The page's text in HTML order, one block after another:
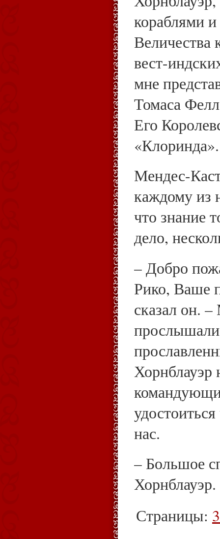
кораблями
Величества
вест-
мне
Томаса
Его
«Клоринда».
Мендес-
каждому из
что знание
дело,
– Добро
Рико, Ваше
сказал он.
Хорнблауэр
нас.
– Большое
Хорнблауэр.
Страницы: